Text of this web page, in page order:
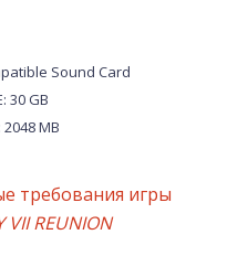
Sound Card
GB
MB
требования игры
VII REUNION